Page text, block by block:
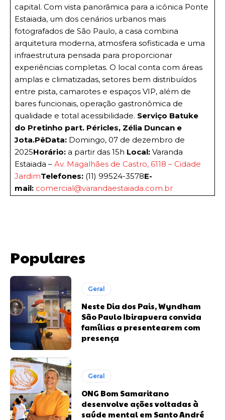
capital. Com vista panorâmica para a icônica Ponte
Estaiada, um dos cenários urbanos mais
fotografados de São Paulo, a casa combina
arquitetura moderna, atmosfera sofisticada e uma
infraestrutura pensada para proporcionar
experiências completas. O local conta com áreas
amplas e climatizadas, setores bem distribuídos
entre pista, camarotes e espaços VIP, além de
bares funcionais, operação gastronômica de
qualidade e total acessibilidade. Serviço Batuke
do Pretinho part. Péricles, Zélia Duncan e
Jota.PêData: Domingo, 07 de dezembro de
2025Horário: a partir das 15h Local: Varanda
Estaiada – Av. Magalhães de Castro, 6118 – Cidade
JardimTelefones: (11) 99524-3578E-
mail: comercial@varandaestaiada.com.br
Populares
Geral
Neste Dia dos Pais, Wyndham
São Paulo Ibirapuera convida
famílias a presentearem com
presença
Geral
ONG Bom Samaritano
desenvolve ações voltadas à
saúde mental em Santo André